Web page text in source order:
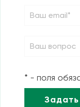
* - поля